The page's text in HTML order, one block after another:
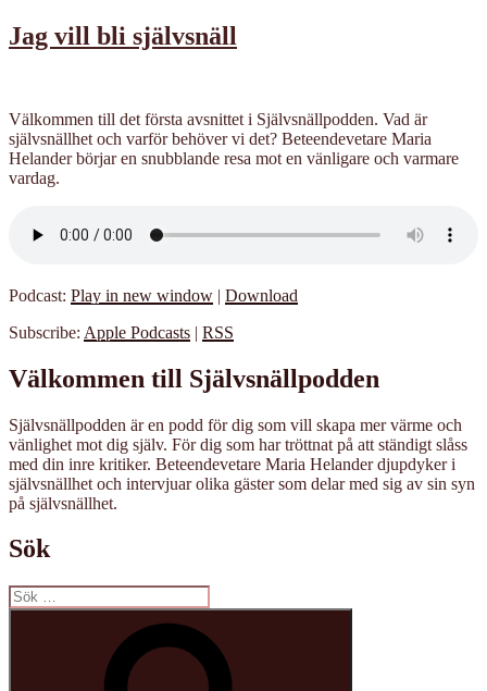
Jag vill bli självsnäll
Välkommen till det första avsnittet i Självsnällpodden. Vad är
självsnällhet och varför behöver vi det? Beteendevetare Maria
Helander börjar en snubblande resa mot en vänligare och varmare
vardag.
Podcast: Play in new window | Download
Subscribe: Apple Podcasts | RSS
Välkommen till Självsnällpodden
Självsnällpodden är en podd för dig som vill skapa mer värme och
vänlighet mot dig själv. För dig som har tröttnat på att ständigt slåss
med din inre kritiker. Beteendevetare Maria Helander djupdyker i
självsnällhet och intervjuar olika gäster som delar med sig av sin syn
på självsnällhet.
Sök
Sök
efter: